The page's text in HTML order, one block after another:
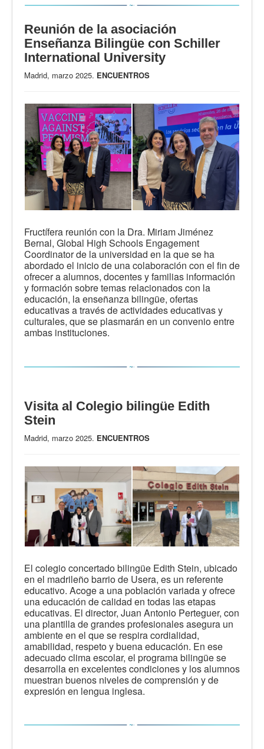
Reunión de la asociación
Enseñanza Bilingüe con Schiller
International University
Madrid, marzo 2025. ENCUENTROS
Fructífera reunión con la Dra. Miriam Jiménez
Bernal, Global High Schools Engagement
Coordinator de la universidad en la que se ha
abordado el inicio de una colaboración con el fin de
ofrecer a alumnos, docentes y familias información
y formación sobre temas relacionados con la
educación, la enseñanza bilingüe, ofertas
educativas a través de actividades educativas y
culturales, que se plasmarán en un convenio entre
ambas instituciones.
Visita al Colegio bilingüe Edith
Stein
Madrid, marzo 2025. ENCUENTROS
El colegio concertado bilingüe Edith Stein, ubicado
en el madrileño barrio de Usera, es un referente
educativo. Acoge a una población variada y ofrece
una educación de calidad en todas las etapas
educativas. El director, Juan Antonio Perteguer, con
una plantilla de grandes profesionales asegura un
ambiente en el que se respira cordialidad,
amabilidad, respeto y buena educación. En ese
adecuado clima escolar, el programa bilingüe se
desarrolla en excelentes condiciones y los alumnos
muestran buenos niveles de comprensión y de
expresión en lengua inglesa.